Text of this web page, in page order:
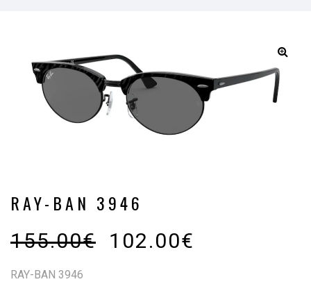
RAY-BAN 3946
155.00€ 102.00€
RAY-BAN 3946